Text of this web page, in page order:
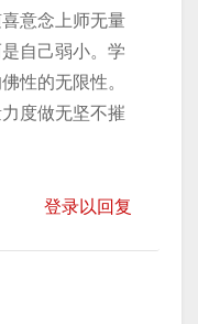
意念上师无量
自己弱小。学
性的无限性。
度做无坚不摧
登录以回复